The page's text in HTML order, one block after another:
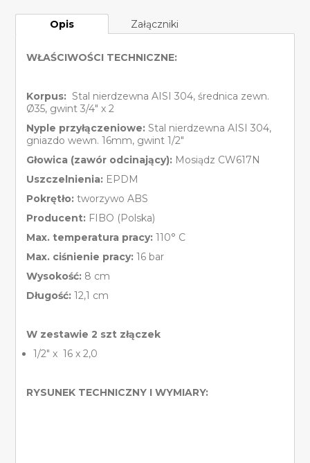
Opis Załączniki
WŁAŚCIWOŚCI TECHNICZNE:
Korpus: Stal nierdzewna AISI 304, średnica zewn.
Ø35, gwint 3/4″ x 2
Nyple przyłączeniowe: Stal nierdzewna AISI 304,
gniazdo wewn. 16mm, gwint 1/2″
Głowica (zawór odcinający): Mosiądz CW617N
Uszczelnienia: EPDM
Pokrętło: tworzywo ABS
Producent: FIBO (Polska)
Max. temperatura pracy: 110° C
Max. ciśnienie pracy:16 bar
Wysokość: 8 cm
Długość: 12,1 cm
W zestawie 2 szt złączek
1/2″ x 16 x 2,0
RYSUNEK TECHNICZNY I WYMIARY: